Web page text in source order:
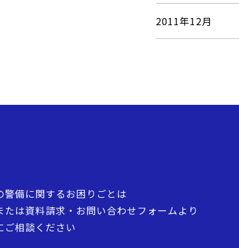
2011年12月
警備に関するお困りごとは
たは資料請求・お問い合わせフォームより
ご相談ください